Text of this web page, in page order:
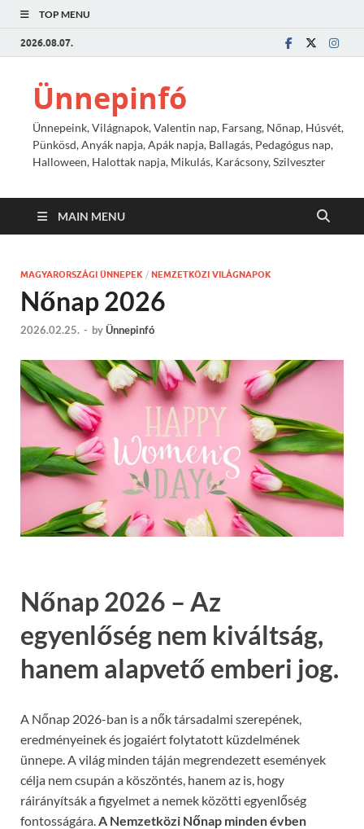
TOP MENU
2026.08.07.
Ünnepinfó
Ünnepeink, Világnapok, Valentin nap, Farsang, Nőnap, Húsvét,
Pünkösd, Anyák napja, Apák napja, Ballagás, Pedagógus nap,
Halloween, Halottak napja, Mikulás, Karácsony, Szilveszter
MAIN MENU
MAGYARORSZÁGI ÜNNEPEK / NEMZETKÖZI VILÁGNAPOK
Nőnap 2026
2026.02.25. - byÜnnepinfó
Nőnap 2026 – Az
egyenlőség nem kiváltság,
hanem alapvető emberi jog.
A Nőnap 2026-ban is a nők társadalmi szerepének,
eredményeinek és jogaiért folytatott küzdelmének
ünnepe. A világ minden táján megrendezett események
célja nem csupán a köszöntés, hanem az is, hogy
ráirányítsák a figyelmet a nemek közötti egyenlőség
fontosságára. A Nemzetközi Nőnap minden évben